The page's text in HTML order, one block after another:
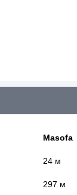
Masofa
24 м
297 м